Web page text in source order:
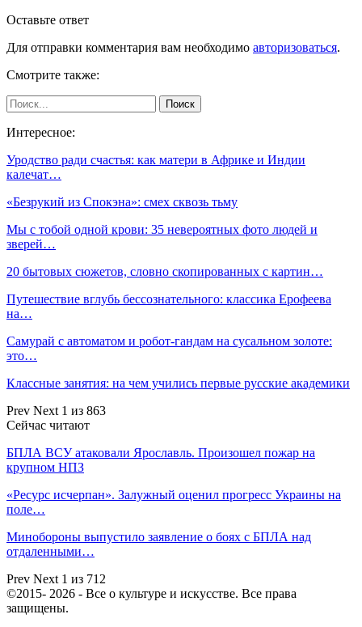
Оставьте ответ
Для отправки комментария вам необходимо авторизоваться.
Смотрите также:
Интересное:
Уродство ради счастья: как матери в Африке и Индии
калечат…
«Безрукий из Спокэна»: смех сквозь тьму
Мы с тобой одной крови: 35 невероятных фото людей и
зверей…
20 бытовых сюжетов, словно скопированных с картин…
Путешествие вглубь бессознательного: классика Ерофеева
на…
Самурай с автоматом и робот-гандам на сусальном золоте:
это…
Классные занятия: на чем учились первые русские академики
Prev Next 1 из 863
Сейчас читают
БПЛА ВСУ атаковали Ярославль. Произошел пожар на
крупном НПЗ
«Ресурс исчерпан». Залужный оценил прогресс Украины на
поле…
Минобороны выпустило заявление о боях с БПЛА над
отдаленными…
Prev Next 1 из 712
©2015- 2026 - Все о культуре и искусстве. Все права
защищены.